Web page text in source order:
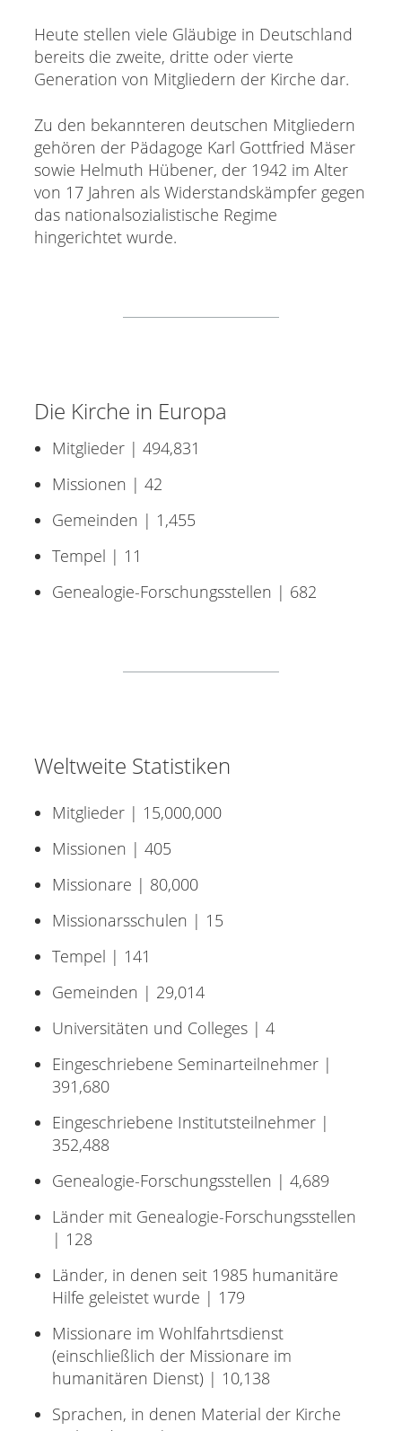
Heute stellen viele Gläubige in Deutschland
bereits die zweite, dritte oder vierte
Generation von Mitgliedern der Kirche dar.
Zu den bekannteren deutschen Mitgliedern
gehören der Pädagoge Karl Gottfried Mäser
sowie Helmuth Hübener, der 1942 im Alter
von 17 Jahren als Widerstandskämpfer gegen
das nationalsozialistische Regime
hingerichtet wurde.
Die Kirche in Europa
Mitglieder | 494,831
Missionen | 42
Gemeinden | 1,455
Tempel | 11
Genealogie-Forschungsstellen | 682
Weltweite Statistiken
Mitglieder | 15,000,000
Missionen | 405
Missionare | 80,000
Missionarsschulen | 15
Tempel | 141
Gemeinden | 29,014
Universitäten und Colleges | 4
Eingeschriebene Seminarteilnehmer |
391,680
Eingeschriebene Institutsteilnehmer |
352,488
Genealogie-Forschungsstellen | 4,689
Länder mit Genealogie-Forschungsstellen
| 128
Länder, in denen seit 1985 humanitäre
Hilfe geleistet wurde | 179
Missionare im Wohlfahrtsdienst
(einschließlich der Missionare im
humanitären Dienst) | 10,138
Sprachen, in denen Material der Kirche